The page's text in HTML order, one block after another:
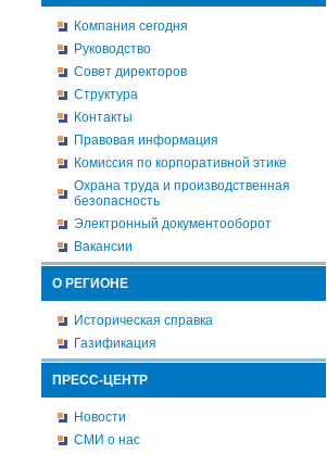
Компания сегодня
Руководство
Совет директоров
Структура
Контакты
Правовая информация
Комиссия по корпоративной этике
Охрана труда и производственная
безопасность
Электронный документооборот
Вакансии
О РЕГИОНЕ
Историческая справка
Газификация
ПРЕСС-ЦЕНТР
Новости
СМИ о нас